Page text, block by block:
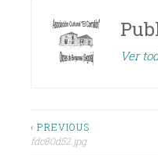
Ver
Navegación
‹ PREVIOUS
fdc80d52.jpg